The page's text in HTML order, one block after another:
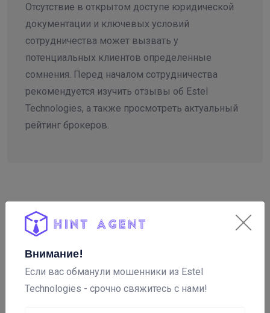
Отсутствие в открытом доступе юридической
документации и ключевых условий
сотрудничества может вызвать у
потенциальных клиентов определенные
сомнения. Перед началом сотрудничества
рекомендуется изучить отзывы об Estel
Technologies, а также просмотреть актуальный
рейтинг брокеров.
Внимание!
Если вас обманули мошенники из Estel
Technologies - срочно свяжитесь с нами!